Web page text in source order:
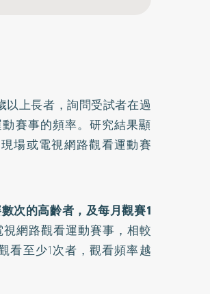
以上長者，詢問受試者在過
賽事的頻率。研究結果顯
場或電視網路觀看運動賽
次的高齡者，及每月觀賽1
視網路觀看運動賽事，相較
看至少1次者，觀看頻率越